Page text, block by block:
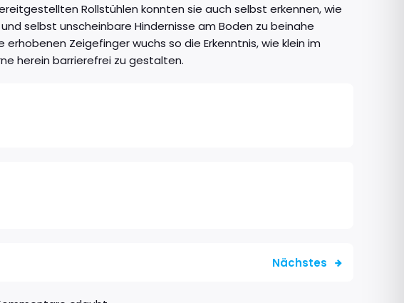
Rollstühlen konnten sie auch selbst erkennen, wie
selbst unscheinbare Hindernisse am Boden zu beinahe
Zeigefinger wuchs so die Erkenntnis, wie klein im
herein barrierefrei zu gestalten.
Nächstes